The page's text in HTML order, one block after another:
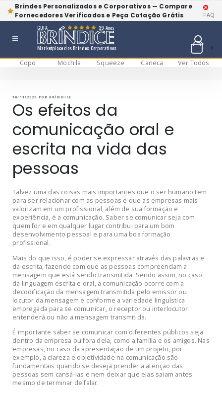
Brindes Personalizados e Corporativos — Compare
Fornecedores Verificados e Peça Cotação Grátis
FAQ
Marketplace dos Brindes Corporativos
GUIA 39 Anos
Copo Mochila Squeeze Caneca
Ver Todos
conteúdo
PUBLICADO
10/11/2020 PORBRÍNDICE
Os efeitos da
comunicação oral e
escrita na vida das
pessoas
Talvez uma das coisas mais importantes que o ser humano tem
para ser relacionar com as pessoas e que as empresas mais
valorizam em um profissional, além de sua formação e
experiência, é a comunicação. Saber se comunicar seja com
quem for e em qualquer lugar contribui para um bom
desenvolvimento pessoal e para uma boa formação
profissional.
Mais do que isso, é poder se expressar através das palavras e
da escrita, fazendo com que as pessoas compreendam a
mensagem que está sendo transmitida. Sendo assim, no caso
da linguagem escrita e oral, a comunicação ocorre com a
decodificação da mensagem transmitida pelo emissor ou
locutor da mensagem e conforme a variedade linguística
empregada para se comunicar, o receptor ou interlocutor
entenderá ou não a mensagem transmitida.
É importante saber se comunicar com diferentes públicos seja
dentro da empresa ou fora dela, como a família e os amigos. Nas
empresas, no caso da apresentação de um projeto, por
exemplo, a clareza e objetividade na comunicação são
fundamentais quando se deseja prender a atenção das
pessoas sem cansá-las e nem deixar que elas saiam antes
mesmo de terminar de falar.